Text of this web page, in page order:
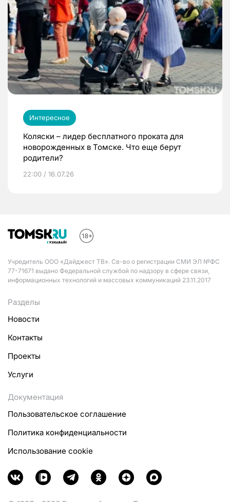
Интересное
Коляски – лидер бесплатного проката для
новорожденных в Томске. Что еще берут
родители?
22:00 / 16.07.26
Учредитель ООО «Дайджест ТВ». Св-во о регистрации СМИ ЭЛ №ФС
77-71671 выдано Федеральной службой по надзору в сфере связи,
информационных технологий и массовых коммуникаций 23.11.2017
Разделы
Новости
Контакты
Проекты
Услуги
Документация
Пользовательское соглашение
Политика конфиденциальности
Использование cookie